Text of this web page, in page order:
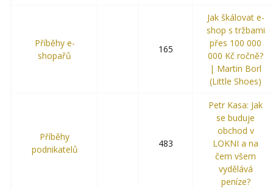
Příběhy e-
shopařů
165
Jak škálovat e-
shop s tržbami
přes 100 000
000 Kč ročně?
| Martin Borl
(Little Shoes)
Příběhy
podnikatelů
483
Petr Kasa: Jak
se buduje
obchod v
LOKNI a na
čem všem
vydělává
peníze?